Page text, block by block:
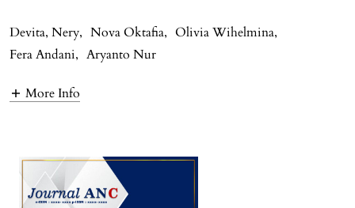
Devita, Nery, Nova Oktafia, Olivia Wihelmina,
Fera Andani, Aryanto Nur
More Info